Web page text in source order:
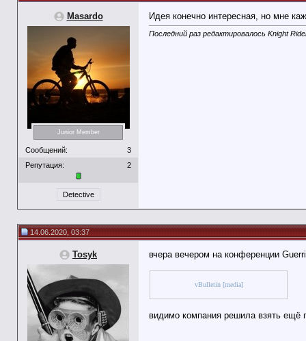
Masardo
Junior Member
Сообщений:
3
Репутация:
2
Detective
Идея конечно интересная, но мне
Последний раз редактировалось Knight
14.06.2020, 03:37
Tosyk вчера вечером на конференции
vBulletin [media]
видимо компания решила взять ещё